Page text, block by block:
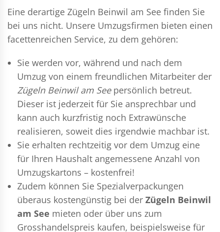
Eine derartige Zügeln Beinwil am See finden Sie
bei uns nicht. Unsere Umzugsfirmen bieten einen
facettenreichen Service, zu dem gehören:
Sie werden vor, während und nach dem
Umzug von einem freundlichen Mitarbeiter der
Zügeln Beinwil am Seepersönlich betreut.
Dieser ist jederzeit für Sie ansprechbar und
kann auch kurzfristig noch Extrawünsche
realisieren, soweit dies irgendwie machbar ist.
Sie erhalten rechtzeitig vor dem Umzug eine
für Ihren Haushalt angemessene Anzahl von
Umzugskartons – kostenfrei!
Zudem können Sie Spezialverpackungen
überaus kostengünstig bei der Zügeln Beinwil
am See mieten oder über uns zum
Grosshandelspreis kaufen, beispielsweise für